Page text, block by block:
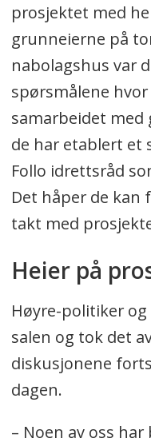
prosjektet med
grunneierne på
nabolagshus var
spørsmålene
samarbeidet
de har etablert et
Follo idrettsråd
Det håper de kan
takt med
Heier på
Høyre-politiker
salen og tok det
diskusjonene
dagen.
– Noen av oss